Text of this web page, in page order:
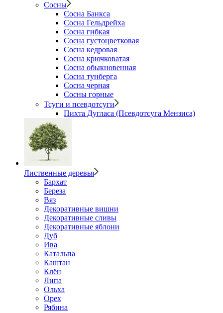
Сосны
Сосна Банкса
Сосна Гельдрейха
Сосна гибкая
Сосна густоцветковая
Сосна кедровая
Сосна крючковатая
Сосна обыкновенная
Сосна тунберга
Сосна черная
Сосны горные
Тсуги и псевдотсуги
Пихта Дугласа (Псевдотсуга Мензиса)
Лиственные деревья
Бархат
Береза
Вяз
Декоративные вишни
Декоративные сливы
Декоративные яблони
Дуб
Ива
Катальпа
Каштан
Клён
Липа
Ольха
Орех
Рябина